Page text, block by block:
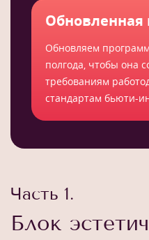
Обновленная
Обновляем
полгода, чтобы она
требованиям
стандартам бьюти-
Часть 1.
Блок